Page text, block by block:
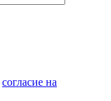
согласие на